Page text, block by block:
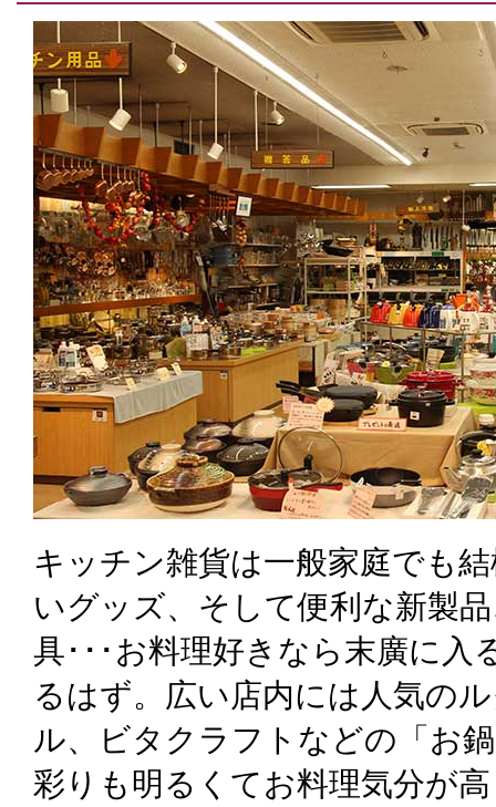
キッチン雑貨は一般家庭でも
いグッズ、そして便利な新製
具･･･お料理好きなら末廣に入
るはず。広い店内には人気の
ル、ビタクラフトなどの「お
彩りも明るくてお料理気分が